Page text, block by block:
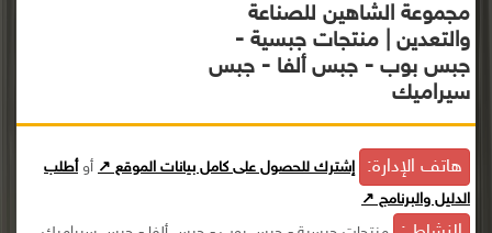
مجموعة الشاهين للصناعة
والتعدين | منتجات جبسية -
جبس بوب - جبس ألفا - جبس
سيراميك
هاتف الإدارة: إشترك للحصول على كامل بيانات الموقع ↗ أوأطلب
الدليل والبرنامج ↗